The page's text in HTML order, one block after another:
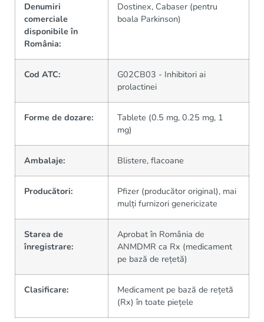
Denumiri
comerciale
disponibile în
România:
Dostinex, Cabaser (pentru
boala Parkinson)
Cod ATC:
G02CB03 - Inhibitori ai
prolactinei
Forme de dozare:
Tablete (0.5 mg, 0.25 mg, 1
mg)
Ambalaje: Blistere, flacoane
Producători:
Pfizer (producător original), mai
mulți furnizori genericizate
Starea de
înregistrare:
Aprobat în România de
ANMDMR ca Rx (medicament
pe bază de rețetă)
Clasificare:
Medicament pe bază de rețetă
(Rx) în toate piețele